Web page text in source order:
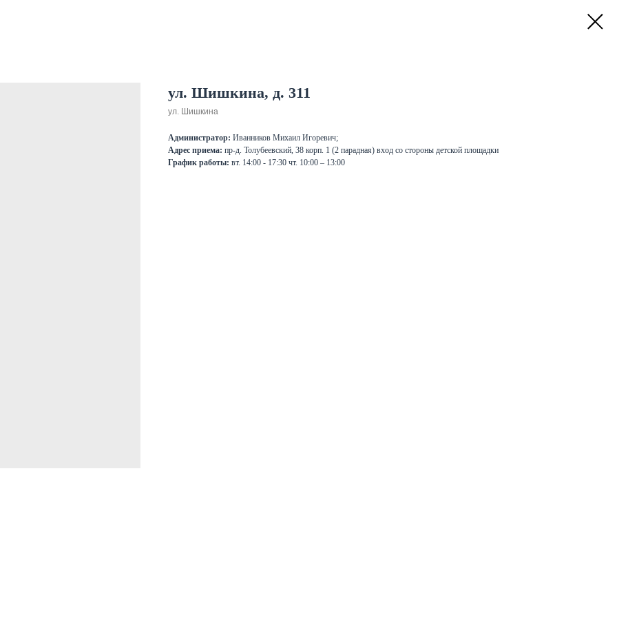
ул. Шишкина, д. 311
ул. Шишкина
Администратор: Иванников Михаил Игоревич;
Адрес приема: пр-д. Толубеевский, 38 корп. 1 (2 парадная) вход со стороны детской площадки
График работы: вт. 14:00 - 17:30 чт. 10:00 – 13:00